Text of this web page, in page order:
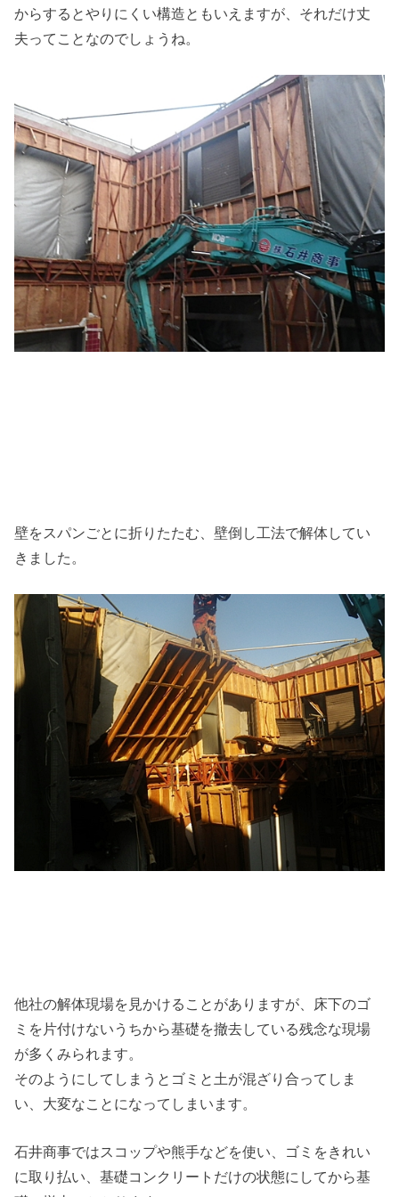
からするとやりにくい構造ともいえますが、それだけ丈
夫ってことなのでしょうね。
壁をスパンごとに折りたたむ、壁倒し工法で解体してい
きました。
他社の解体現場を見かけることがありますが、床下のゴ
ミを片付けないうちから基礎を撤去している残念な現場
が多くみられます。
そのようにしてしまうとゴミと土が混ざり合ってしま
い、大変なことになってしまいます。
石井商事ではスコップや熊手などを使い、ゴミをきれい
に取り払い、基礎コンクリートだけの状態にしてから基